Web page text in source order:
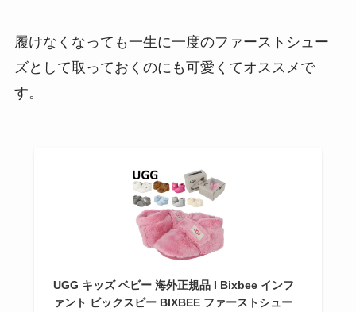
履けなくなっても一生に一度のファーストシュー
ズとして取っておくのにも可愛くてオススメで
す。
UGG キッズ ベビー 海外正規品 I Bixbee インフ
ァント ビックスビー BIXBEE ファーストシュー